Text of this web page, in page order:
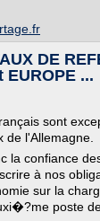
DE
EUROPE ...
sont
l'Allemagne.
la confiance
à nos
sur la
poste